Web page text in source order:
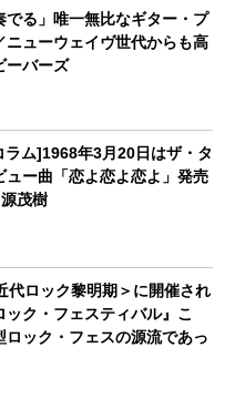
でる」唯一無比なギター・プ
ニューウェイヴ世代からも高
ーバーズ
ム]1968年3月20日はザ・タ
ュー曲「恋よ恋よ恋よ」発売
茂樹
代ロック黎明期＞に開催され
ク・フェスティバル』こ
ロック・フェスの源流であっ